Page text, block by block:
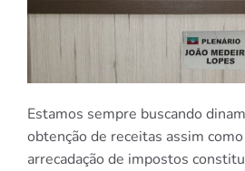
Estamos sempre buscando
obtenção de receitas assim
arrecadação de impostos